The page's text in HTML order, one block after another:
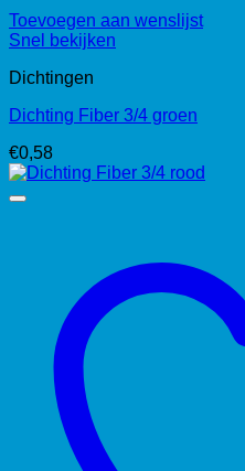
Toevoegen aan wenslijst
Snel bekijken
Dichtingen
Dichting Fiber 3/4 groen
€0,58